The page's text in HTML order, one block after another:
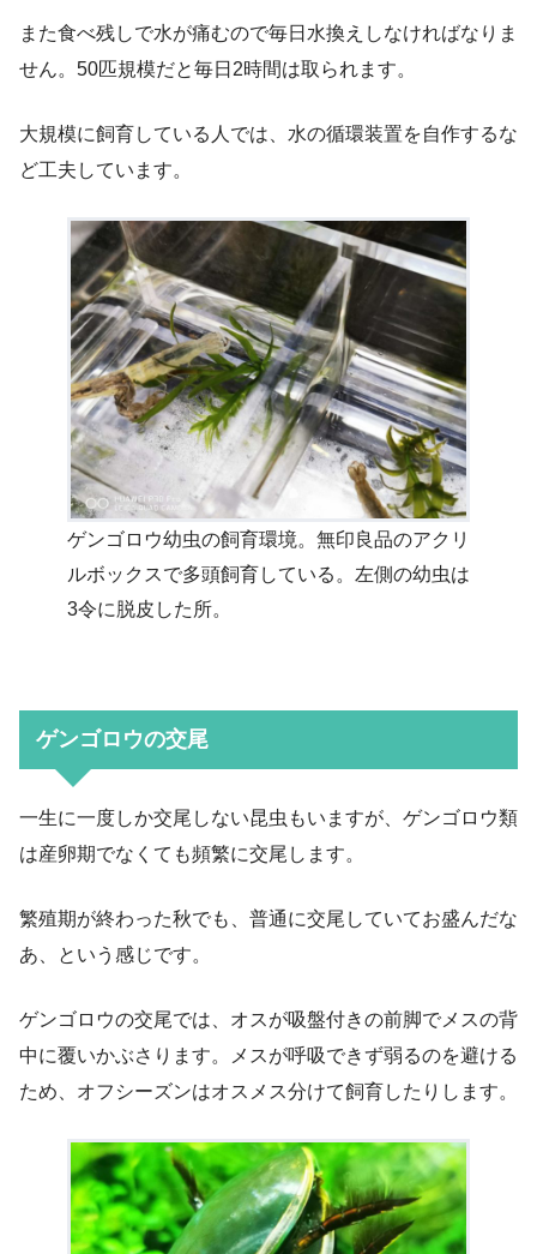
また食べ残しで水が痛むので毎日水換えしなければなりま
せん。50匹規模だと毎日2時間は取られます。
大規模に飼育している人では、水の循環装置を自作するな
ど工夫しています。
ゲンゴロウ幼虫の飼育環境。無印良品のアクリ
ルボックスで多頭飼育している。左側の幼虫は
3令に脱皮した所。
ゲンゴロウの交尾
一生に一度しか交尾しない昆虫もいますが、ゲンゴロウ類
は産卵期でなくても頻繁に交尾します。
繁殖期が終わった秋でも、普通に交尾していてお盛んだな
あ、という感じです。
ゲンゴロウの交尾では、オスが吸盤付きの前脚でメスの背
中に覆いかぶさります。メスが呼吸できず弱るのを避ける
ため、オフシーズンはオスメス分けて飼育したりします。